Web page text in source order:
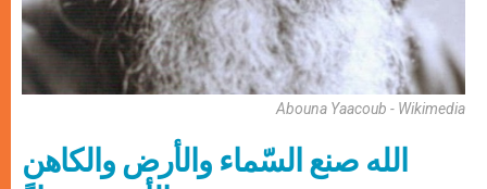
Abouna Yaacoub - Wikimedia
الله صنع السّماء والأرض والكاهن